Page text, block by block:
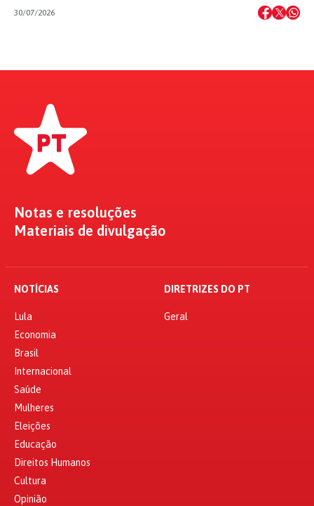
30/07/2026
Notas e resoluções
Materiais de divulgação
NOTÍCIAS
Lula
Economia
Brasil
Internacional
Saúde
Mulheres
Eleições
Educação
Direitos Humanos
Cultura
Opinião
DIRETRIZES DO PT
Geral